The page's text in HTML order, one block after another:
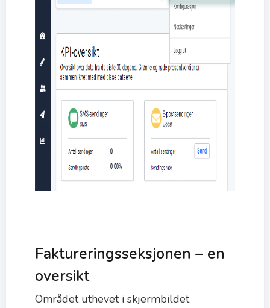
Faktureringsseksjonen – en
oversikt
Området uthevet i skjermbildet